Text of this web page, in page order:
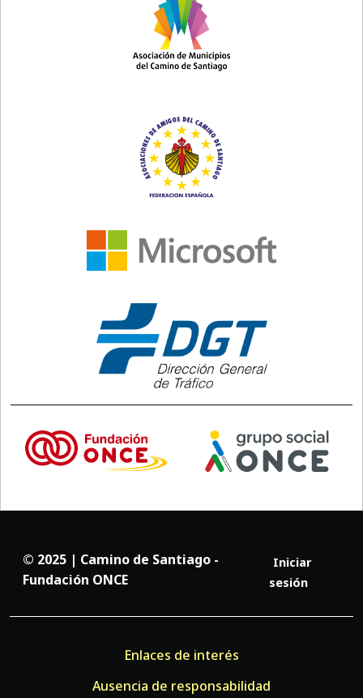
© 2025 | Camino de Santiago -
Fundación ONCE
Iniciar
sesión
Enlaces de interés
Ausencia de responsabilidad